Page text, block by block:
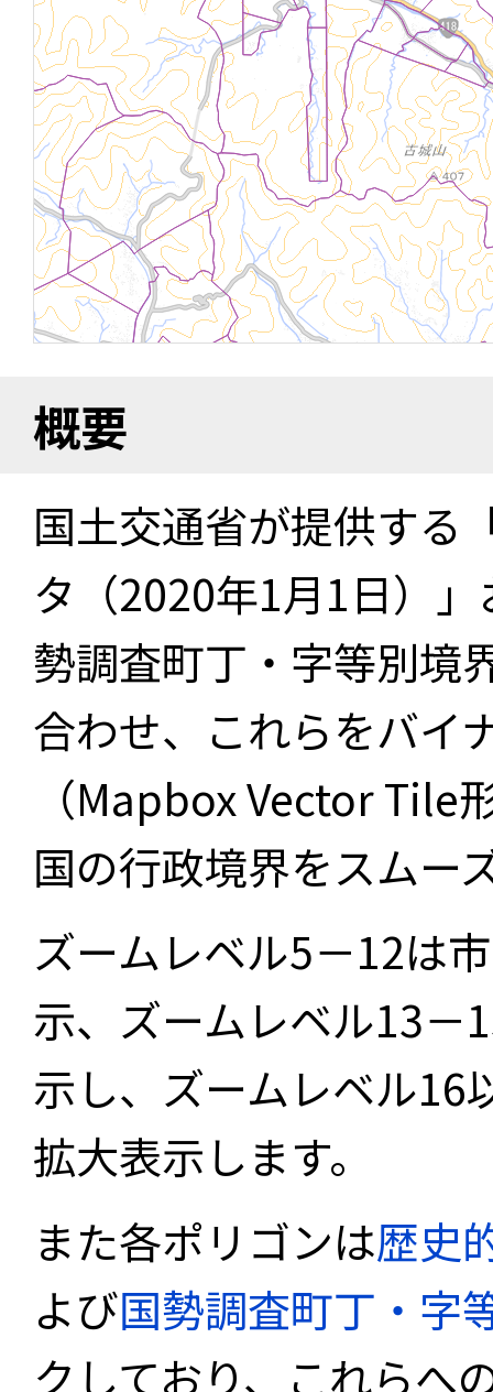
概要
国土交通省が提供する
タ（2020年1月1日）
勢調査町丁・字等別境
合わせ、これらをバイ
（Mapbox Vector Tile
国の行政境界をスムー
ズームレベル5－12は
示、ズームレベル13－
示し、ズームレベル16
拡大表示します。
また各ポリゴンは歴史
よび国勢調査町丁・字
クしており、これらへ